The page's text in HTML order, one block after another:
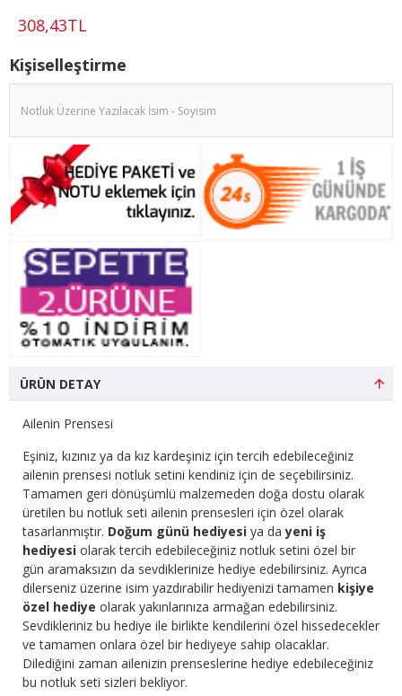
308,43TL
Kişiselleştirme
ÜRÜN DETAY
Ailenin Prensesi
Eşiniz, kızınız ya da kız kardeşiniz için tercih edebileceğiniz
ailenin prensesi notluk setini kendiniz için de seçebilirsiniz.
Tamamen geri dönüşümlü malzemeden doğa dostu olarak
üretilen bu notluk seti ailenin prensesleri için özel olarak
tasarlanmıştır. Doğum günü hediyesi ya dayeni iş
hediyesi olarak tercih edebileceğiniz notluk setini özel bir
gün aramaksızın da sevdiklerinize hediye edebilirsiniz. Ayrıca
dilerseniz üzerine isim yazdırabilir hediyenizi tamamen kişiye
özel hediye olarak yakınlarınıza armağan edebilirsiniz.
Sevdikleriniz bu hediye ile birlikte kendilerini özel hissedecekler
ve tamamen onlara özel bir hediyeye sahip olacaklar.
Dilediğini zaman ailenizin prenseslerine hediye edebileceğiniz
bu notluk seti sizleri bekliyor.